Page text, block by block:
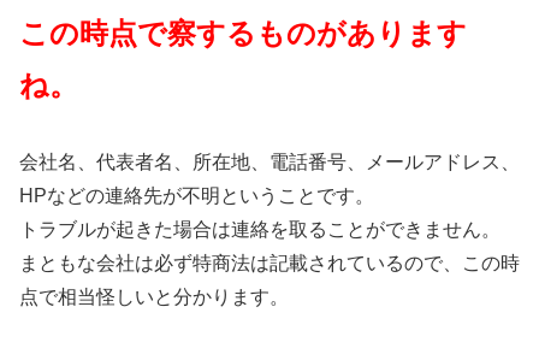
この時点で察するものがあります
ね。
会社名、代表者名、所在地、電話番号、メールアドレス、
HPなどの連絡先が不明ということです。
トラブルが起きた場合は連絡を取ることができません。
まともな会社は必ず特商法は記載されているので、この時
点で相当怪しいと分かります。